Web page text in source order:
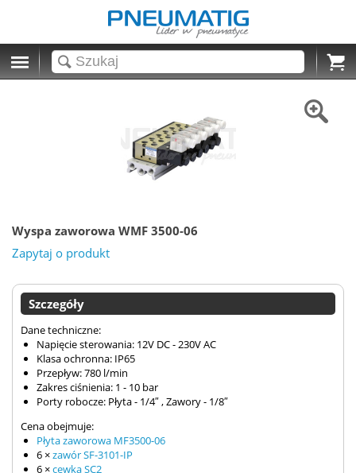
Cart
Wyspa zaworowa WMF 3500-06
Zapytaj o produkt
Szczegóły
Dane techniczne:
Napięcie sterowania: 12V DC - 230V AC
Klasa ochronna: IP65
Przepływ: 780 l/min
Zakres ciśnienia: 1 - 10 bar
Porty robocze: Płyta - 1/4″ , Zawory - 1/8″
Cena obejmuje:
Płyta zaworowa MF3500-06
6 ×zawór SF-3101-IP
6 ×cewka SC2